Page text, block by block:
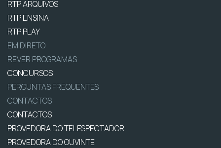
RTP ARQUIVOS
RTP ENSINA
RTP PLAY
EM DIRETO
REVER PROGRAMAS
CONCURSOS
PERGUNTAS FREQUENTES
CONTACTOS
CONTACTOS
PROVEDORA DO TELESPECTADOR
PROVEDORA DO OUVINTE